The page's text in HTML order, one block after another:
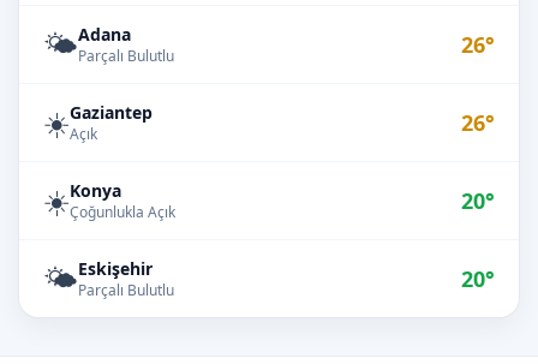
🌤️Adana
Parçalı Bulutlu 26°
☀️Gaziantep
Açık 26°
☀️Konya
Çoğunlukla Açık 20°
🌤️Eskişehir
Parçalı Bulutlu 20°